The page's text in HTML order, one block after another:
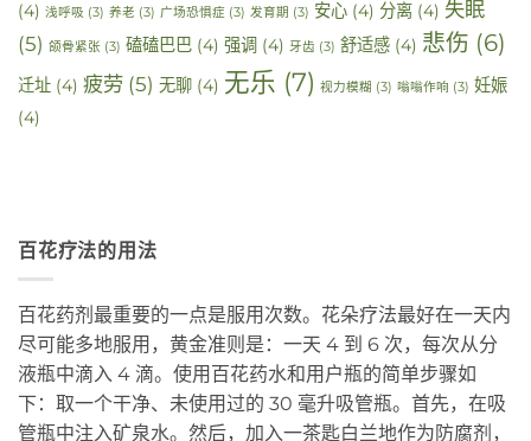
(4) 浅呼吸 (3) 养老 (3) 广场恐惧症 (3) 发育期 (3) 安心 (4) 分离 (4) 失眠
(5) 颌骨紧张 (3) 磕磕巴巴 (4) 强调 (4) 牙齿 (3) 舒适感 (4) 悲伤 (6)
迁址 (4) 疲劳 (5) 无聊 (4) 无乐 (7) 视力模糊 (3) 嗡嗡作响 (3) 妊娠
(4)
百花疗法的用法
百花药剂最重要的一点是服用次数。花朵疗法最好在一天内
尽可能多地服用，黄金准则是：一天 4 到 6 次，每次从分
液瓶中滴入 4 滴。使用百花药水和用户瓶的简单步骤如
下：取一个干净、未使用过的 30 毫升吸管瓶。首先，在吸
管瓶中注入矿泉水。然后，加入一茶匙白兰地作为防腐剂，